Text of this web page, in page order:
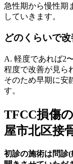
急性期から慢性期
していきます。
どのくらいで
A. 軽度であれば2
程度で改善が見ら
そのため早期に安
す。
TFCC損傷
屋市北区接
初診の施術は問診